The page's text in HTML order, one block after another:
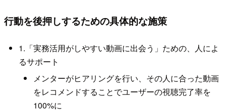
行動を後押しするための具体的な施策
1.「実務活用がしやすい動画に出会う」ための、人によ
るサポート
メンターがヒアリングを行い、その人に合った動画
をレコメンドすることでユーザーの視聴完了率を
100%に